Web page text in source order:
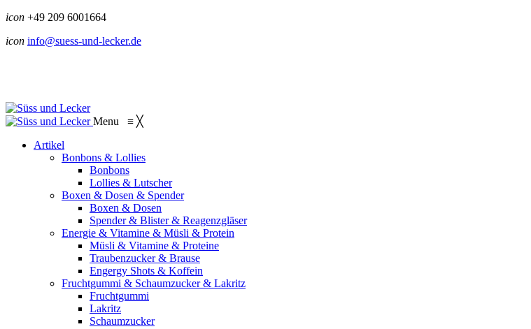
icon +49 209 6001664
icon info@suess-und-lecker.de
Menu ≡ ╳
Artikel
Bonbons & Lollies
Bonbons
Lollies & Lutscher
Boxen & Dosen & Spender
Boxen & Dosen
Spender & Blister & Reagenzgläser
Energie & Vitamine & Müsli & Protein
Müsli & Vitamine & Proteine
Traubenzucker & Brause
Engergy Shots & Koffein
Fruchtgummi & Schaumzucker & Lakritz
Fruchtgummi
Lakritz
Schaumzucker